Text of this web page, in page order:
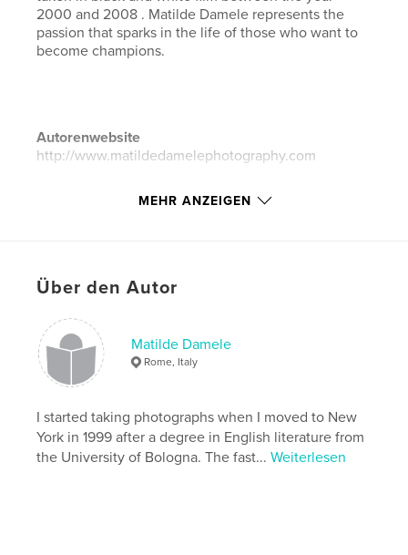
2000 and 2008 . Matilde Damele represents the
passion that sparks in the life of those who want to
become champions.
Autorenwebsite
http://www.matildedamelephotography.com
Eigenschaften und Details
Projektoption:Standard-Hochformat, 20×25 cm
Veröffentlichungsdatum:Okt. 13, 2010
Sprache
English
black and white photography , sports , NYC ,
boxing
MEHR ANZEIGEN
Über den Autor
Matilde Damele
Rome, Italy
I started taking photographs when I moved to New
York in 1999 after a degree in English literature from
the University of Bologna. The fast...Weiterlesen